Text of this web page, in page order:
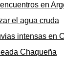
en
el agua cruda
intensas en
Chaqueña